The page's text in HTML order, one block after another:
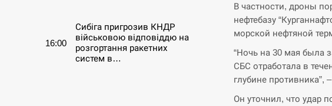
16:00
Сибіга пригрозив КНДР
військовою відповіддю на
розгортання ракетних
систем в…
В частности, дроны
нефтебазу
морской нефтяной
“Ночь на 30 мая была
СБС отработала в
глубине противника”,
Он уточнил, что удар